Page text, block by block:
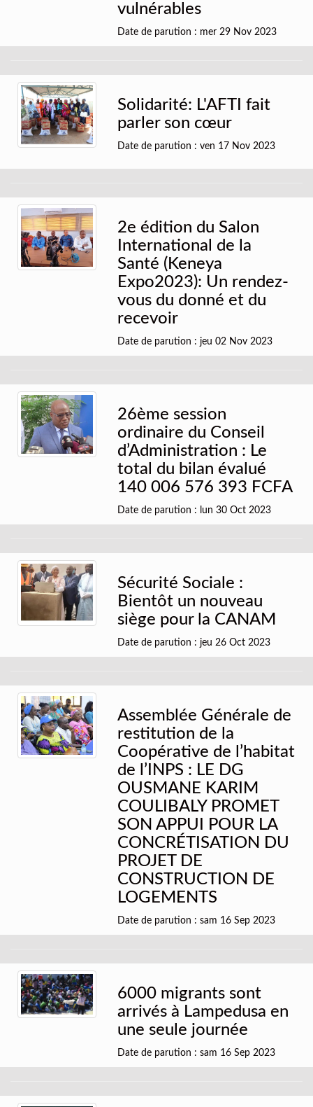
vulnérables
Date de parution : mer 29 Nov 2023
Solidarité: L'AFTI fait
parler son cœur
Date de parution : ven 17 Nov 2023
2e édition du Salon
International de la
Santé (Keneya
Expo2023): Un rendez-
vous du donné et du
recevoir
Date de parution : jeu 02 Nov 2023
26ème session
ordinaire du Conseil
d’Administration : Le
total du bilan évalué
140 006 576 393 FCFA
Date de parution : lun 30 Oct 2023
Sécurité Sociale :
Bientôt un nouveau
siège pour la CANAM
Date de parution : jeu 26 Oct 2023
Assemblée Générale de
restitution de la
Coopérative de l’habitat
de l’INPS : LE DG
OUSMANE KARIM
COULIBALY PROMET
SON APPUI POUR LA
CONCRÉTISATION DU
PROJET DE
CONSTRUCTION DE
LOGEMENTS
Date de parution : sam 16 Sep 2023
6000 migrants sont
arrivés à Lampedusa en
une seule journée
Date de parution : sam 16 Sep 2023